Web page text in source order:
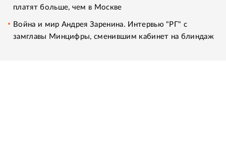
платят больше, чем в Москве
Война и мир Андрея Заренина. Интервью "РГ" с
замглавы Минцифры, сменившим кабинет на блиндаж